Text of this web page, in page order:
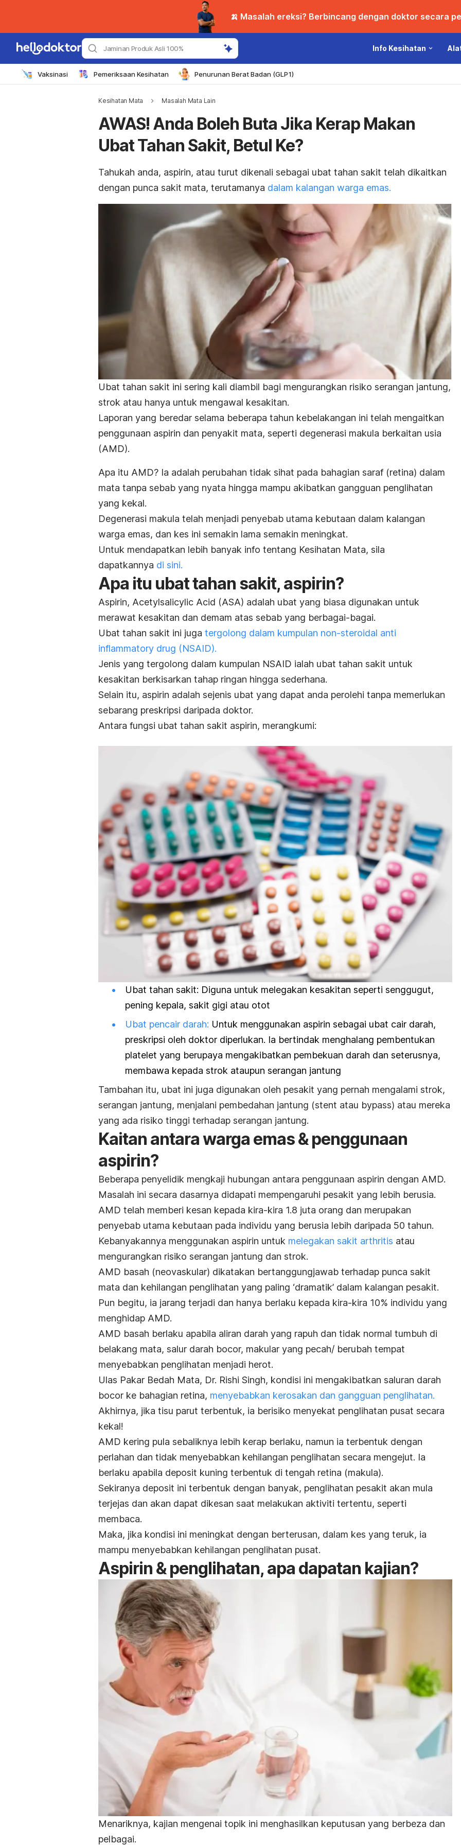
🍌 Masalah ereksi? Berbincang dengan doktor secara
Jaminan Produk Asli 100% Info Kesihatan
Vaksinasi Pemeriksaan Kesihatan Penurunan Berat Badan (GLP1)
Kesihatan Mata Masalah Mata Lain
AWAS! Anda Boleh Buta Jika Kerap Makan
Ubat Tahan Sakit, Betul Ke?
Tahukah anda, aspirin, atau turut dikenali sebagai ubat tahan sakit telah dikaitkan
dengan punca sakit mata, terutamanya dalam kalangan warga emas.
Ubat tahan sakit ini sering kali diambil bagi mengurangkan risiko serangan jantung,
strok atau hanya untuk mengawal kesakitan.
Laporan yang beredar selama beberapa tahun kebelakangan ini telah mengaitkan
penggunaan aspirin dan penyakit mata, seperti degenerasi makula berkaitan usia
(AMD).
Apa itu AMD? Ia adalah perubahan tidak sihat pada bahagian saraf (retina) dalam
mata tanpa sebab yang nyata hingga mampu akibatkan gangguan penglihatan
yang kekal.
Degenerasi makula telah menjadi penyebab utama kebutaan dalam kalangan
warga emas, dan kes ini semakin lama semakin meningkat.
Untuk mendapatkan lebih banyak info tentang Kesihatan Mata, sila
dapatkannya di sini.
Apa itu ubat tahan sakit, aspirin?
Aspirin, Acetylsalicylic Acid (ASA) adalah ubat yang biasa digunakan untuk
merawat kesakitan dan demam atas sebab yang berbagai-bagai.
Ubat tahan sakit ini juga tergolong dalam kumpulan non-steroidal anti
inflammatory drug (NSAID).
Jenis yang tergolong dalam kumpulan NSAID ialah ubat tahan sakit untuk
kesakitan berkisarkan tahap ringan hingga sederhana.
Selain itu, aspirin adalah sejenis ubat yang dapat anda perolehi tanpa memerlukan
sebarang preskripsi daripada doktor.
Antara fungsi ubat tahan sakit aspirin, merangkumi:
Ubat tahan sakit: Diguna untuk melegakan kesakitan seperti senggugut,
pening kepala, sakit gigi atau otot
Ubat pencair darah: Untuk menggunakan aspirin sebagai ubat cair darah,
preskripsi oleh doktor diperlukan. Ia bertindak menghalang pembentukan
platelet yang berupaya mengakibatkan pembekuan darah dan seterusnya,
membawa kepada strok ataupun serangan jantung
Tambahan itu, ubat ini juga digunakan oleh pesakit yang pernah mengalami strok,
serangan jantung, menjalani pembedahan jantung (stent atau bypass) atau mereka
yang ada risiko tinggi terhadap serangan jantung.
Kaitan antara warga emas & penggunaan
aspirin?
Beberapa penyelidik mengkaji hubungan antara penggunaan aspirin dengan AMD.
Masalah ini secara dasarnya didapati mempengaruhi pesakit yang lebih berusia.
AMD telah memberi kesan kepada kira-kira 1.8 juta orang dan merupakan
penyebab utama kebutaan pada individu yang berusia lebih daripada 50 tahun.
Kebanyakannya menggunakan aspirin untuk melegakan sakit arthritis atau
mengurangkan risiko serangan jantung dan strok.
AMD basah (neovaskular) dikatakan bertanggungjawab terhadap punca sakit
mata dan kehilangan penglihatan yang paling ‘dramatik’ dalam kalangan pesakit.
Pun begitu, ia jarang terjadi dan hanya berlaku kepada kira-kira 10% individu yang
menghidap AMD.
AMD basah berlaku apabila aliran darah yang rapuh dan tidak normal tumbuh di
belakang mata, salur darah bocor, makular yang pecah/ berubah tempat
menyebabkan penglihatan menjadi herot.
Ulas Pakar Bedah Mata, Dr. Rishi Singh, kondisi ini mengakibatkan saluran darah
bocor ke bahagian retina, menyebabkan kerosakan dan gangguan penglihatan.
Akhirnya, jika tisu parut terbentuk, ia berisiko menyekat penglihatan pusat secara
kekal!
AMD kering pula sebaliknya lebih kerap berlaku, namun ia terbentuk dengan
perlahan dan tidak menyebabkan kehilangan penglihatan secara mengejut. Ia
berlaku apabila deposit kuning terbentuk di tengah retina (makula).
Sekiranya deposit ini terbentuk dengan banyak, penglihatan pesakit akan mula
terjejas dan akan dapat dikesan saat melakukan aktiviti tertentu, seperti
membaca.
Maka, jika kondisi ini meningkat dengan berterusan, dalam kes yang teruk, ia
mampu menyebabkan kehilangan penglihatan pusat.
Aspirin & penglihatan, apa dapatan kajian?
Menariknya, kajian mengenai topik ini menghasilkan keputusan yang berbeza dan
pelbagai.